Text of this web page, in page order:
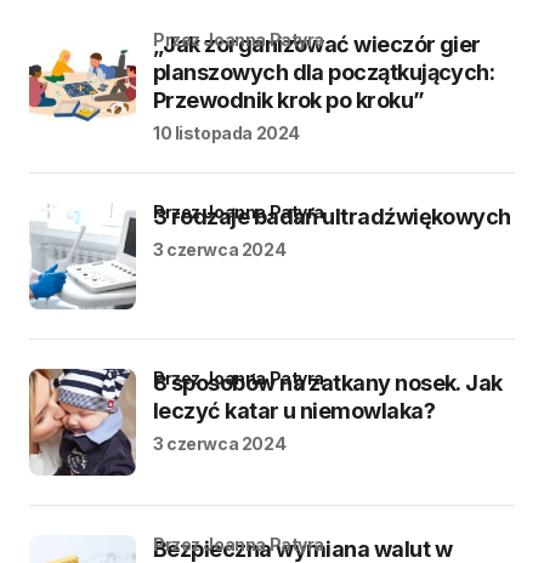
„Jak zorganizować wieczór gier
planszowych dla początkujących:
Przewodnik krok po kroku”
przez Joanna Patyra
10 listopada 2024
3 rodzaje badań ultradźwiękowych
przez Joanna Patyra
3 czerwca 2024
8 sposobów na zatkany nosek. Jak
leczyć katar u niemowlaka?
przez Joanna Patyra
3 czerwca 2024
Bezpieczna wymiana walut w
przez Joanna Patyra